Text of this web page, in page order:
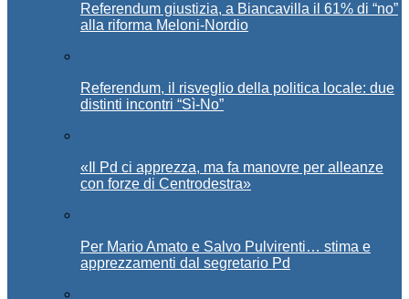
Referendum giustizia, a Biancavilla il 61% di “no”
alla riforma Meloni-Nordio
Referendum, il risveglio della politica locale: due
distinti incontri “Sì-No”
«Il Pd ci apprezza, ma fa manovre per alleanze
con forze di Centrodestra»
Per Mario Amato e Salvo Pulvirenti… stima e
apprezzamenti dal segretario Pd